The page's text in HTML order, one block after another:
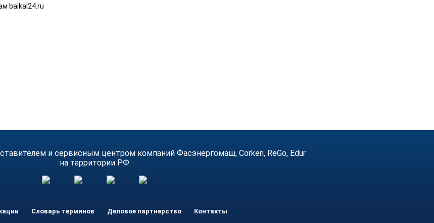
baikal24.ru
и сервисным центром компаний Фасэнергомаш, Corken, ReGo, Edur
на территории РФ
Словарь терминов Деловое партнерство Контакты